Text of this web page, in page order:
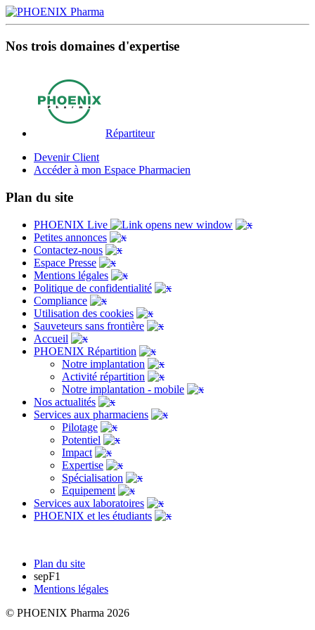
Nos trois domaines d'expertise
Répartiteur
Devenir Client
Accéder à mon Espace Pharmacien
Plan du site
PHOENIX Live
Petites annonces
Contactez-nous
Espace Presse
Mentions légales
Politique de confidentialité
Compliance
Utilisation des cookies
Sauveteurs sans frontière
Accueil
PHOENIX Répartition
Notre implantation
Activité répartition
Notre implantation - mobile
Nos actualités
Services aux pharmaciens
Pilotage
Potentiel
Impact
Expertise
Spécialisation
Equipement
Services aux laboratoires
PHOENIX et les étudiants
Plan du site
sepF1
Mentions légales
© PHOENIX Pharma 2026